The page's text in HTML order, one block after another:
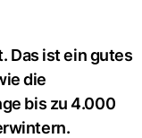
Das ist ein gutes
die
bis zu 4.000